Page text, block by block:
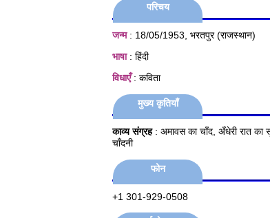
परिचय
जन्म: 18/05/1953, भरतपुर (राजस्थान)
भाषा: हिंदी
विधाएँ: कविता
मुख्य कृतियाँ
काव्य संग्रह: अमावस का चाँद, अँधेरी रात का
चाँदनी
फोन
+1 301-929-0508